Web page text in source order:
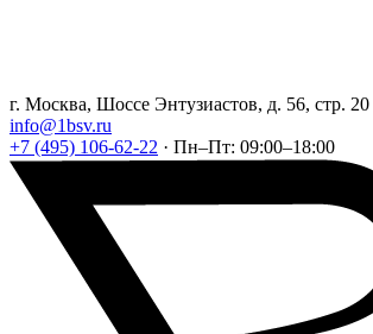
г. Москва, Шоссе Энтузиастов, д. 56, стр. 20
info@1bsv.ru
+7 (495) 106-62-22 · Пн–Пт: 09:00–18:00